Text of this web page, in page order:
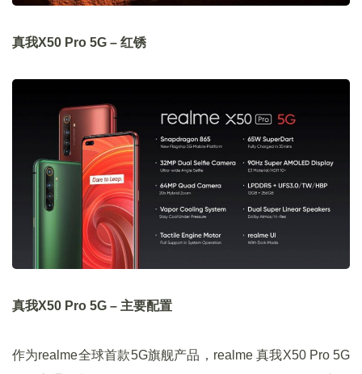
真我X50 Pro 5G – 红锈
真我X50 Pro 5G – 主要配置
作为realme全球首款5G旗舰产品，realme 真我X50 Pro 5G